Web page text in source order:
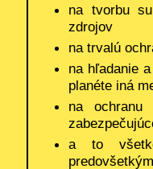
na tvorbu
zdrojov
na trvalú
na hľadanie
planéte iná
na ochranu
a to